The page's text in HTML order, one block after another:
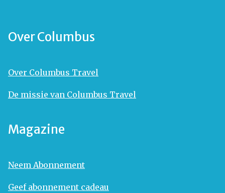
Over Columbus
Over Columbus Travel
De missie van Columbus Travel
Magazine
Neem Abonnement
Geef abonnement cadeau